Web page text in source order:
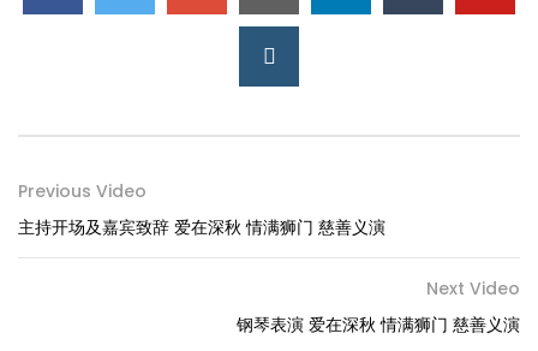
Previous Video
主持开场及嘉宾致辞 爱在深秋 情满狮门 慈善义演
Next Video
钢琴表演 爱在深秋 情满狮门 慈善义演